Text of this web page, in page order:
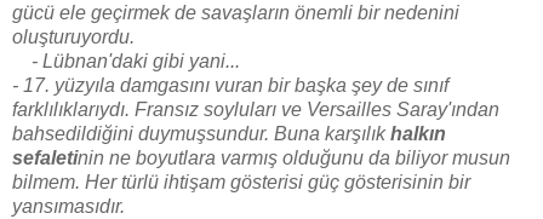
gücü ele geçirmek de savaşların önemli bir nedenini
oluşturuyordu.
- Lübnan'daki gibi yani...
- 17. yüzyıla damgasını vuran bir başka şey de sınıf
farklılıklarıydı. Fransız soyluları ve Versailles Saray'ından
bahsedildiğini duymuşsundur. Buna karşılıkhalkın
sefaletinin ne boyutlara varmış olduğunu da biliyor musun
bilmem. Her türlü ihtişam gösterisi güç gösterisinin bir
yansımasıdır.